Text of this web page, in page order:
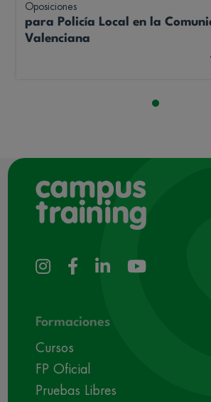
Oposiciones
para Policía Local en la
Valenciana
Formaciones
Cursos
FP Oficial
Pruebas Libres